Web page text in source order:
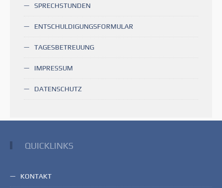
SPRECHSTUNDEN
ENTSCHULDIGUNGSFORMULAR
TAGESBETREUUNG
IMPRESSUM
DATENSCHUTZ
QUICKLINKS
KONTAKT